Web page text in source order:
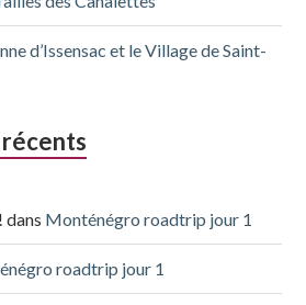
d’Issensac et le Village de Saint-
dans Monténégro roadtrip jour 1
roadtrip jour 1